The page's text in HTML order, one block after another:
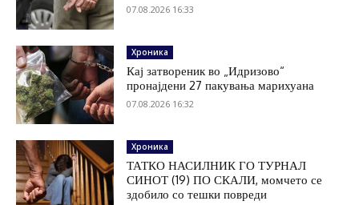
07.08.2026 16:33
Хроника
Кај затвореник во „Идризово“
пронајдени 27 пакувања марихуана
07.08.2026 16:32
Хроника
ТАТКО НАСИЛНИК ГО ТУРНАЛ
СИНОТ (19) ПО СКАЛИ, момчето се
здобило со тешки повреди